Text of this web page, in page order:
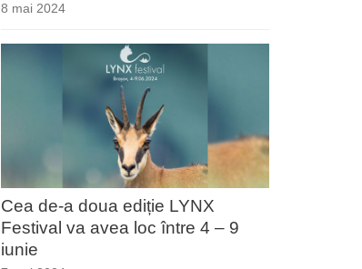
8 mai 2024
Cea de-a doua ediție LYNX
Festival va avea loc între 4 – 9
iunie